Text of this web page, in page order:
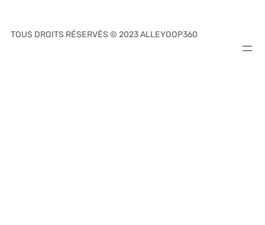
TOUS DROITS RÉSERVÉS © 2023 ALLEYOOP360